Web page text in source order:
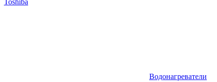
Toshiba
Водонагреватели